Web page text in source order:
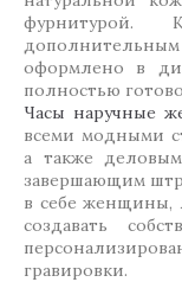
фурнитурой.
оформлено в
полностью
Часы наручные
всеми модными
а также деловым
завершающим
в себе женщины,
создавать
гравировки.